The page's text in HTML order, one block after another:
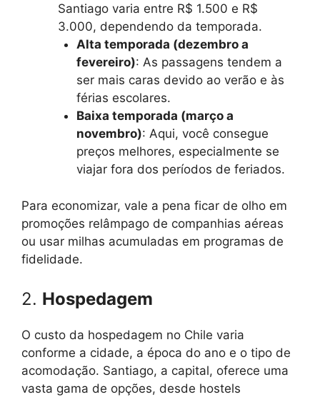
Santiago varia entre R$ 1.500 e R$
3.000, dependendo da temporada.
Alta temporada (dezembro a
fevereiro): As passagens tendem a
ser mais caras devido ao verão e às
férias escolares.
Baixa temporada (março a
novembro): Aqui, você consegue
preços melhores, especialmente se
viajar fora dos períodos de feriados.
Para economizar, vale a pena ficar de olho em
promoções relâmpago de companhias aéreas
ou usar milhas acumuladas em programas de
fidelidade.
2. Hospedagem
O custo da hospedagem no Chile varia
conforme a cidade, a época do ano e o tipo de
acomodação. Santiago, a capital, oferece uma
vasta gama de opções, desde hostels